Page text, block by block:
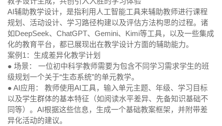
AI辅助教学设计，是指利用人工智能工具来辅助教师进行课程
规划、活动设计、学习路径构建以及评估方法构思的过程。诸
如DeepSeek、ChatGPT、Gemini、Kimi等工具，以及一些集成
化的教育平台，都已展现出在教学设计方面的辅助能力。
案例1：生成差异化教学计划
● 场景：
一位初中科学教师需要为包含不同学习需求学生的班
级规划一个关于“生态系统”的单元教学。
● AI应用：
教师使用AI工具，输入单元主题、年级、学习目标
以及学生群体的基本特征（如阅读水平差异、先备知识基础不
同等）。AI根据这些信息，生成一个基础教案框架，并附带差
异化活动的建议。